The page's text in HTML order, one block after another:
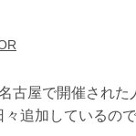
古屋で開催された
追加しているの